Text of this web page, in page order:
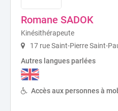
Romane SADOK
Kinésithérapeute
17 rue Saint-Pierre Saint-
Autres langues parlées
Accès aux personnes à